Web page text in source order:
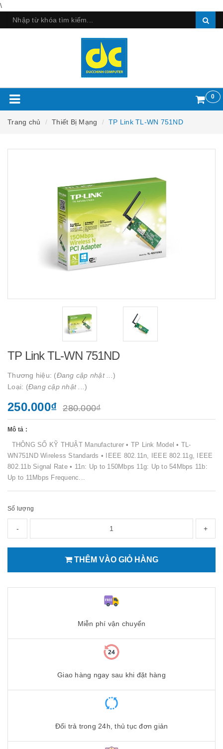
\
0
Trang chủ Thiết Bị Mạng TP Link TL-WN 751ND
TP Link TL-WN 751ND
Thương hiệu: (Đang cập nhật ... )
Loại: (Đang cập nhật ... )
250.000₫ 280.000₫
Mô tả :
THÔNG SỐ KỸ THUẬT Manufacturer • TP Link Model • TL-
WN751ND Wireless Standards • IEEE 802.11n, IEEE 802.11g, IEEE
802.11b Signal Rate • 11n: Up to 150Mbps 11g: Up to 54Mbps 11b:
Up to 11Mbps Frequenc...
Số lượng
- +
THÊM VÀO GIỎ HÀNG
Miễn phí vận chuyển
Giao hàng ngay sau khi đặt hàng
Đổi trả trong 24h, thủ tục đơn giản